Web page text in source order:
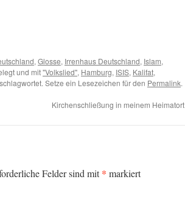
,Glosse, Irrenhaus Deutschland, Islam,
und mit"Volkslied", Hamburg, ISIS, Kalifat,
Setze ein Lesezeichen für den Permalink.
Kirchenschließung in meinem Heimatort
Felder sind mit* markiert